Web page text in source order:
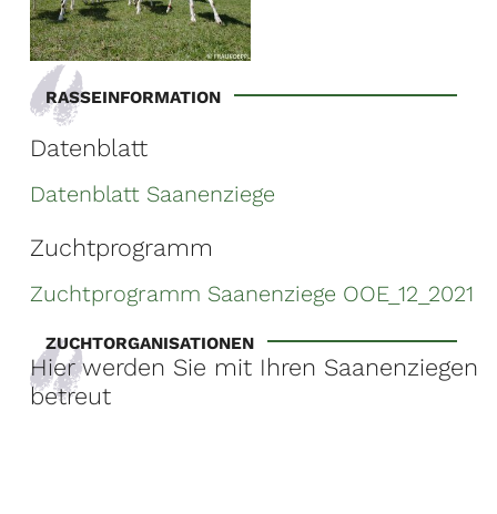
RASSEINFORMATION
Datenblatt
Datenblatt Saanenziege
Zuchtprogramm
Zuchtprogramm Saanenziege OOE_12_2021
ZUCHTORGANISATIONEN
Hier werden Sie mit Ihren Saanenziegen
betreut